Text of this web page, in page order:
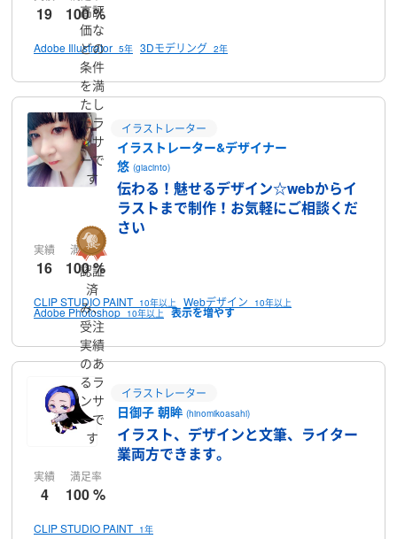
19 100 %
Adobe Illustrator 5年 3Dモデリング 2年
高評
価な
どの
条件
を満
たし
たラ
ンサ
ーで
す
イラストレーター
イラストレーター&デザイナー
悠(giacinto)
伝わる！魅せるデザイン☆webからイ
ラストまで制作！お気軽にご相談くだ
さい
実績
16
満足率
100 %
CLIP STUDIO PAINT 10年以上 Webデザイン 10年以上
Adobe Photoshop 10年以上
認証
済
み、
受注
実績
のあ
るラ
ンサ
ーで
す
イラストレーター
日御子 朝眸(hinomikoasahi)
イラスト、デザインと文筆、ライター
業両方できます。
実績
4
満足率
100 %
CLIP STUDIO PAINT 1年